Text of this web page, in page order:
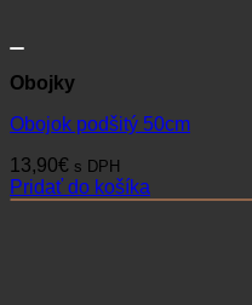
Obojky
Obojok podšitý 50cm
13,90€ s DPH
Pridať do košíka